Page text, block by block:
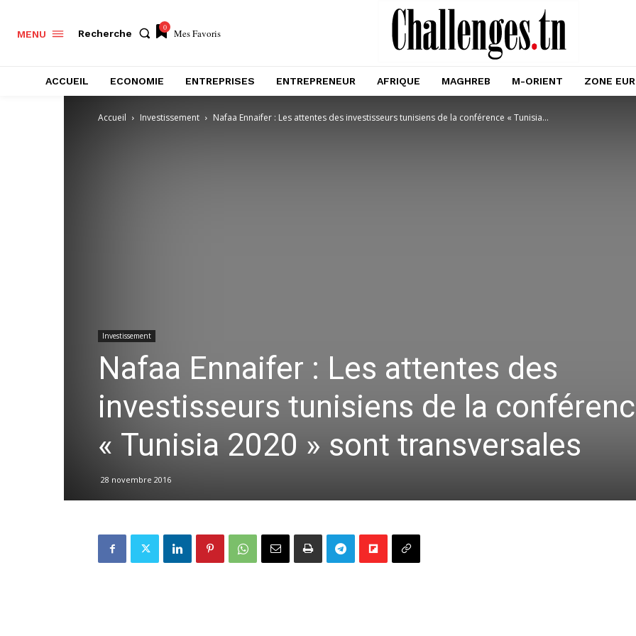
MENU Recherche
0 Mes Favoris
ACCUEIL ECONOMIE ENTREPRISES ENTREPRENEUR AFRIQUE MAGHREB M-ORIENT ZONE
Accueil Investissement Nafaa Ennaifer : Les attentes des investisseurs tunisiens de la conférence « Tunisia...
Investissement
Nafaa Ennaifer : Les attentes des
investisseurs tunisiens de la
« Tunisia 2020 » sont transversales
28 novembre 2016